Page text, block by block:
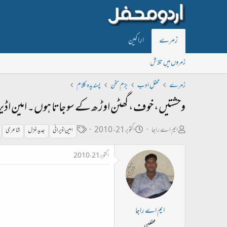
زمرے اراکین
زمروں میں تلاش
زمرے
محفلِ ادب بزم سخن پسندیدہ کلام
وحشتیں، خوف، گھٹن اوڑھ کے سو جاتا ہوں۔ امین
ص
ب
ایم اے راجا
ت
ر
ی
خ
اکتوبر 21، 2010
ی
گ
امین اڈیرائی جدید غزل شاعری
ایم اے راجا
اکتوبر 21، 2010